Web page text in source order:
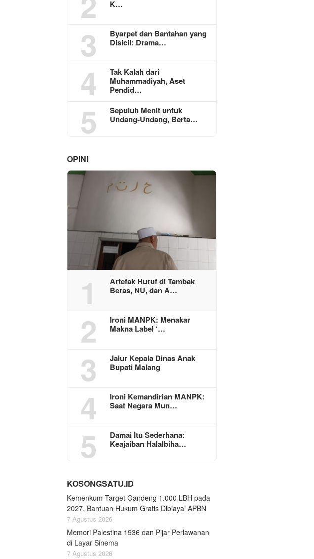
K…
3
Byarpet dan Bantahan yang
Disicil: Drama…
4
Tak Kalah dari
Muhammadiyah, Aset
Pendid…
5
Sepuluh Menit untuk
Undang-Undang, Berta…
OPINI
1
Artefak Huruf di Tambak
Beras, NU, dan A…
2
Ironi MANPK: Menakar
Makna Label ‘…
3
Jalur Kepala Dinas Anak
Bupati Malang
4
Ironi Kemandirian MANPK:
Saat Negara Mun…
5
Damai Itu Sederhana:
Keajaiban Halalbiha…
KOSONGSATU.ID
Kemenkum Target Gandeng 1.000 LBH pada
2027, Bantuan Hukum Gratis Dibiayai APBN
7 Agustus 2026
Memori Palestina 1936 dan Pijar Perlawanan
di Layar Sinema
7 Agustus 2026